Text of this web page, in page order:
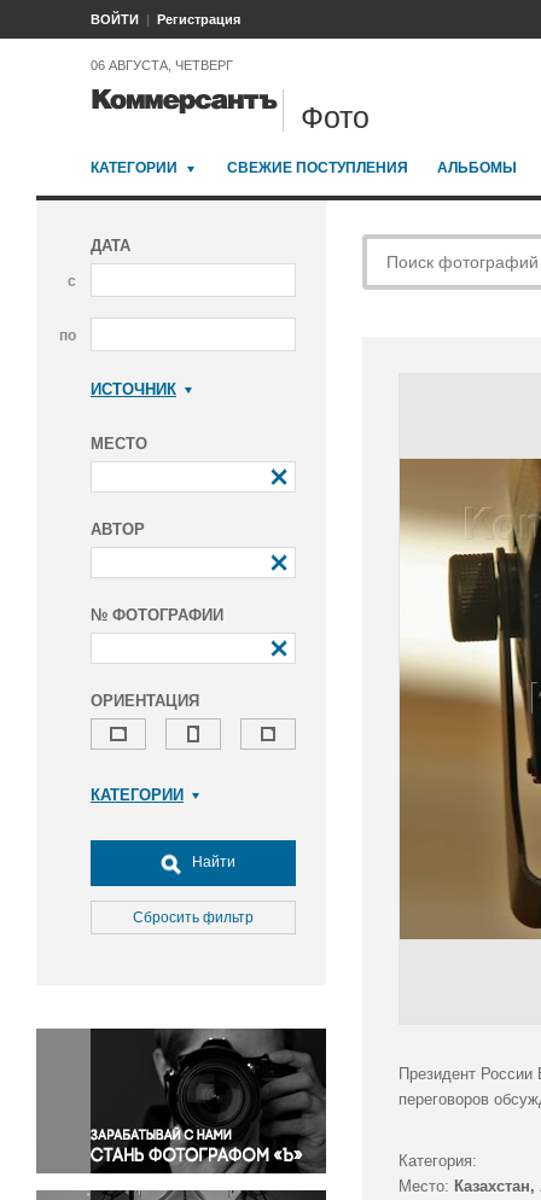
ВОЙТИ Регистрация
06 АВГУСТА, ЧЕТВЕРГ
Фото
КАТЕГОРИИ СВЕЖИЕ ПОСТУПЛЕНИЯ АЛЬБОМЫ
ДАТА
с
по
ИСТОЧНИК
МЕСТО
АВТОР
№ ФОТОГРАФИИ
ОРИЕНТАЦИЯ
КАТЕГОРИИ
Досуг, туризм и отдых
Культура
Медицина
Окружающая среда
Политика
Правосудие
Происшествия и конфликты
Религия
Светская жизнь
Найти
Сбросить фильтр
Президент
переговоров
Категория:
Место: